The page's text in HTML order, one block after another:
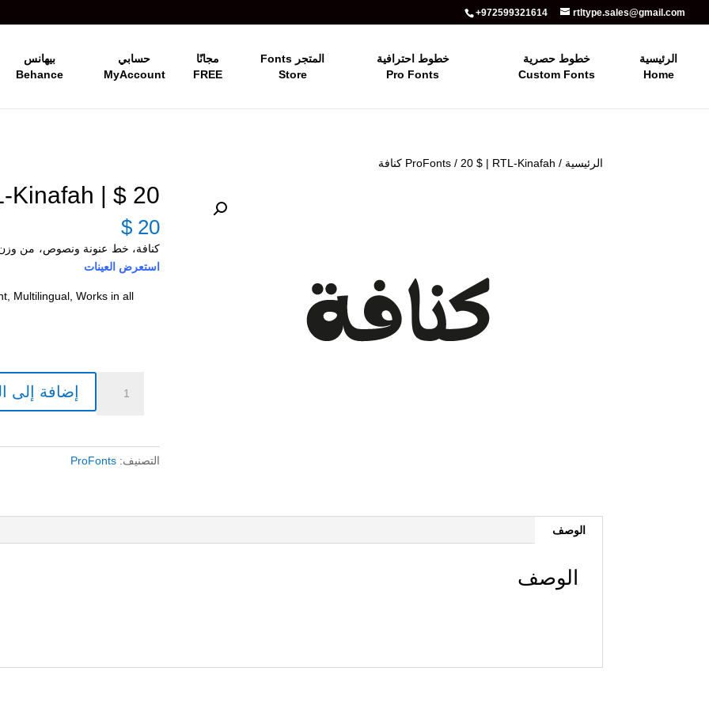
+972599321614 rtltype.sales@gmail.com
الرئيسية
Home
خطوط حصرية
Custom Fonts
خطوط احترافية
Pro Fonts
المتجر Fonts
Store
مجانًا
FREE
حسابي
MyAccount
بيهانس
Behance
الرئيسية /
ProFonts/ 20 $ | RTL-Kinafah كنافة
20 $ | RTL-Kinafah كنافة
$ 20
كنافة، خط عنونة ونصوص، من وزن
استعرض العينات
Multilingual, Works in all
إضافة إلى
التصنيف: ProFonts
الوصف
الوصف